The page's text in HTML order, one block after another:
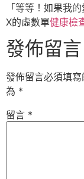
「等等！如果我
X的虛數單健康檢
發佈留言
發佈留言必須填
為 *
留言 *